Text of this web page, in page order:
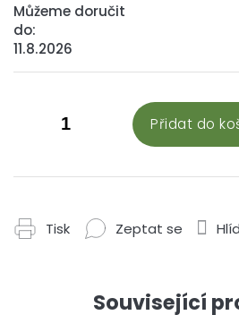
Můžeme doručit
do:
11.8.2026
Přidat do
Tisk Zeptat se
Související